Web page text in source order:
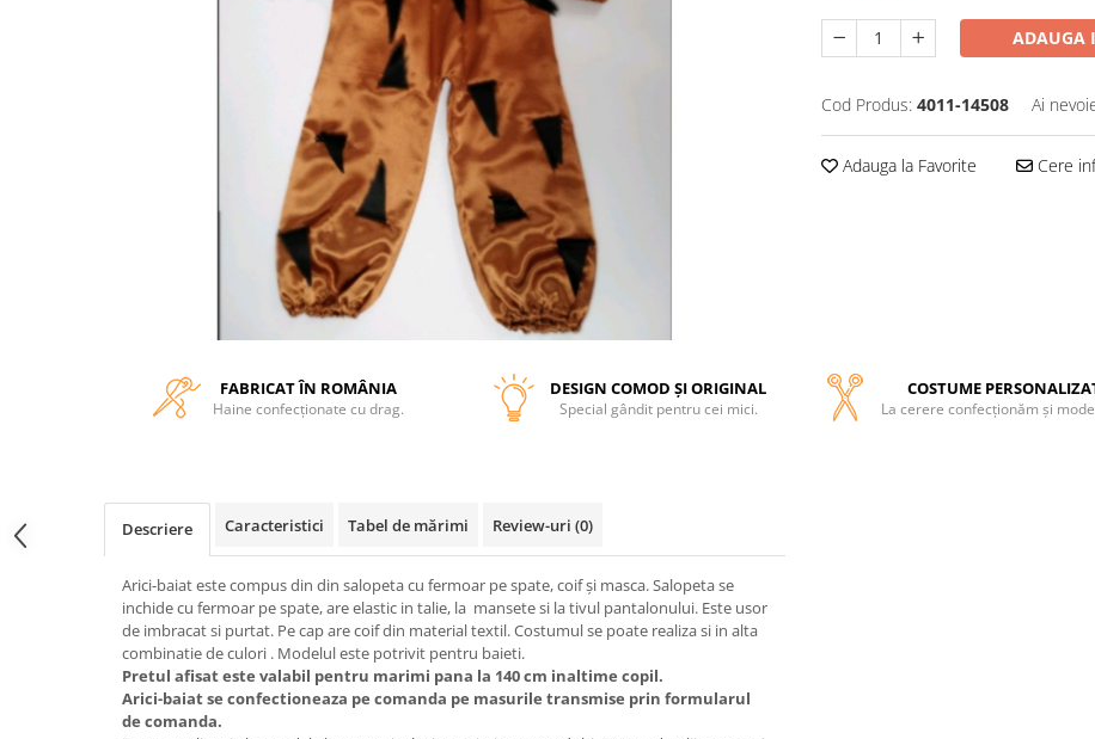
ADAUGA
Cod Produs: 4011-14508 Ai
Adauga la Favorite Cere
FABRICAT ÎN ROMÂNIA
Haine confecționate cu drag.
DESIGN COMOD ȘI ORIGINAL
Special gândit pentru cei mici.
COSTUME
La cerere confecționăm și
Descriere Caracteristici Tabel de mărimi Review-uri (0)
Arici-baiat este compus din din salopeta cu fermoar pe spate, coif și masca. Salopeta se
inchide cu fermoar pe spate, are elastic in talie, la mansete si la tivul pantalonului. Este usor
de imbracat si purtat. Pe cap are coif din material textil. Costumul se poate realiza si in alta
combinatie de culori . Modelul este potrivit pentru baieti.
Pretul afisat este valabil pentru marimi pana la 140 cm inaltime copil.
Arici-baiat se confectioneaza pe comanda pe masurile transmise prin formularul
de comanda.